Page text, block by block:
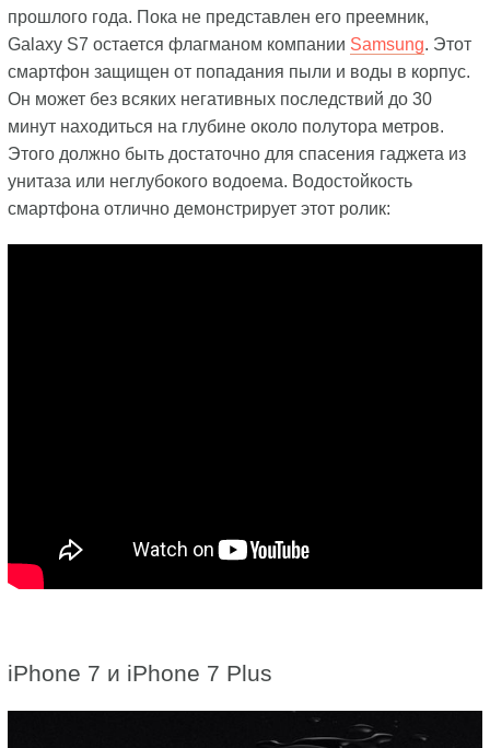
прошлого года. Пока не представлен его преемник,
Galaxy S7 остается флагманом компании Samsung. Этот
смартфон защищен от попадания пыли и воды в корпус.
Он может без всяких негативных последствий до 30
минут находиться на глубине около полутора метров.
Этого должно быть достаточно для спасения гаджета из
унитаза или неглубокого водоема. Водостойкость
смартфона отлично демонстрирует этот ролик:
iPhone 7 и iPhone 7 Plus